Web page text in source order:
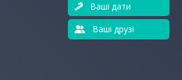
Ваші дати
Ваші друзі